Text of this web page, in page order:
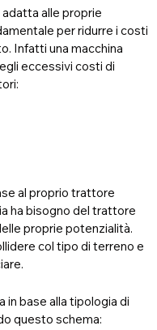
alle proprie
per ridurre i costi
Infatti una macchina
eccessivi costi di
al proprio trattore
ha bisogno del trattore
proprie potenzialità.
col tipo di terreno e
base alla tipologia di
questo schema: